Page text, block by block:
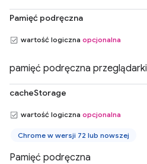
Pamięć podręczna
wartość logiczna opcjonalna
pamięć podręczna
cacheStorage
wartość logiczna opcjonalna
Chrome w wersji 72 lub nowszej
Pamięć podręczna